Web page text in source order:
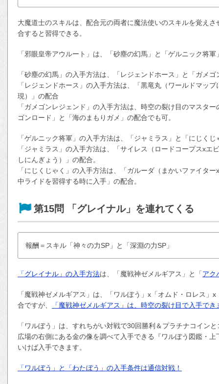
大魔道士のスキルは、配合元の両者に魔法使いのスキルを覚え
合すると習得できる。
「邪眼皇帝アウルート」は、「砂塵の幻馬」と「ゲルニック将
「砂塵の幻馬」の入手方法は、「レジェンドホース」と「ガメ
「レジェンドホース」の入手方法は、「黒竜丸（ワールドマッ
現）」の配合
「ガメゴンレジェンド」の入手方法は、時空の裂け目のマスタ
ゴンロード」と「海のまもりガメ」の配合でも可。
「ゲルニック将軍」の入手方法は、「ジャミラス」と「にじく
「ジャミラス」の入手方法は、「サイレス（ロードコープスx
しにんぎょう）」の配合。
「にじくじゃく」の入手方法は、「ガルーダ（まかいファイタ
中ライドを習得する時に入手」の配合。
第15問 「グレイナル」を連れてくる
報酬＝スキル「神々の力SP」と「深淵の力SP」
「グレイナル」の入手方法は、「魔戦神ゼメルギアス」と「アク
「魔戦神ゼメルギアス」は、「ワルぼう」x「オムド・ロレス
合ですが、
「魔戦神ゼメルギアス」は、時空の裂け目で入手でき
「ワルぼう」は、すれちがい対戦で30回勝利＆プラチナコイン
広場の右側にある金の像を調べて入手できる『ワルぼう図鑑・
いけば入手できます。
「ワルぼう」と「わたぼう」の入手条件は通信対戦！